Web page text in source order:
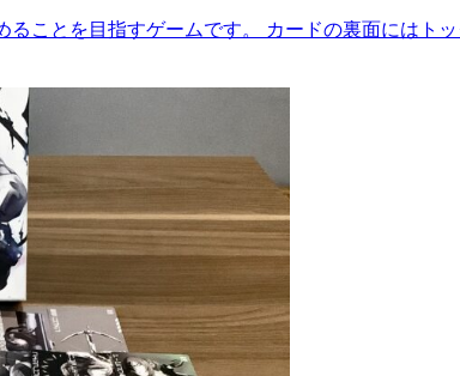
ことを目指すゲームです。 カードの裏面にはト